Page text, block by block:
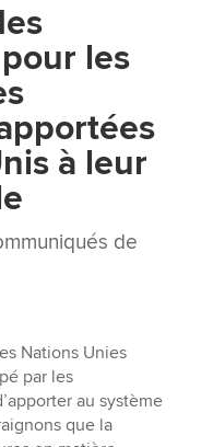
les
à leur
de
Nations Unies
par les
au système
que la